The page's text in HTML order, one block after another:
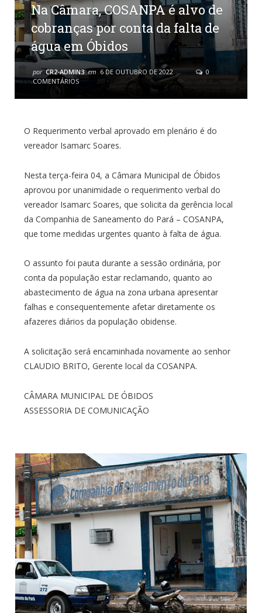
Na Câmara, COSANPA é alvo de
cobranças por conta da falta de
água em Óbidos
por CR2-ADMIN3 em 6 DE OUTUBRO DE 2022
0
COMENTÁRIOS
O Requerimento verbal aprovado em plenário é do
vereador Isamarc Soares.
Nesta terça-feira 04, a Câmara Municipal de Óbidos
aprovou por unanimidade o requerimento verbal do
vereador Isamarc Soares, que solicita da gerência local
da Companhia de Saneamento do Pará – COSANPA,
que tome medidas urgentes quanto à falta de água.
O assunto foi pauta durante a sessão ordinária, por
conta da população estar reclamando, quanto ao
abastecimento de água na zona urbana apresentar
falhas e consequentemente afetar diretamente os
afazeres diários da população obidense.
A solicitação será encaminhada novamente ao senhor
CLAUDIO BRITO, Gerente local da COSANPA.
CÂMARA MUNICIPAL DE ÓBIDOS
ASSESSORIA DE COMUNICAÇÃO